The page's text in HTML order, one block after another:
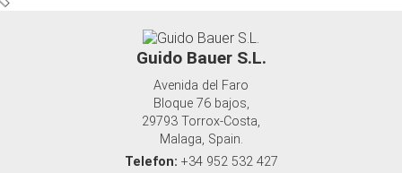
Guido Bauer S.L.
Avenida del Faro
Bloque 76 bajos,
29793 Torrox-Costa,
Malaga, Spain.
Telefon: +34 952 532 427